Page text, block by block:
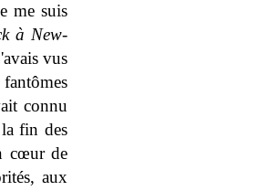
me suis
à New-
vus
connu
fin des
cœur de
aux